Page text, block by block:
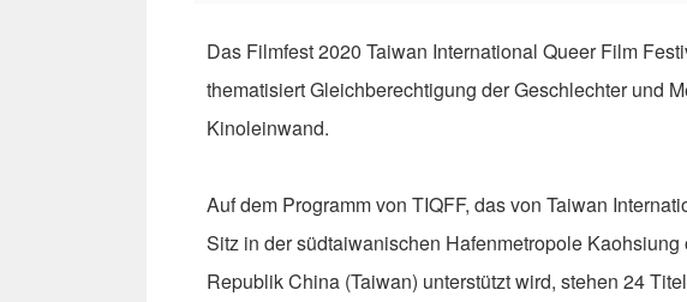
Das Filmfest 2020 Taiwan International Queer Film
thematisiert Gleichberechtigung der Geschlechter und
Kinoleinwand.
Auf dem Programm von TIQFF, das von Taiwan
Sitz in der südtaiwanischen Hafenmetropole
Republik China (Taiwan) unterstützt wird, stehen 24